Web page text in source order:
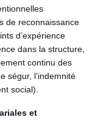
de reconnaissance
d’expérience
dans la structure,
continu des
ségur, l’indemnité
social).
et